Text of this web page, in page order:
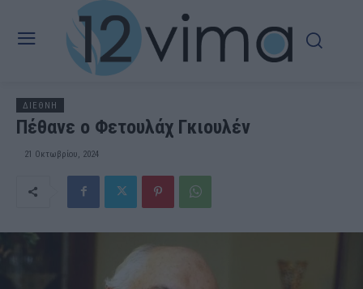
ΔΙΕΘΝΗ
Πέθανε ο Φετουλάχ Γκιουλέν
21 Οκτωβρίου, 2024